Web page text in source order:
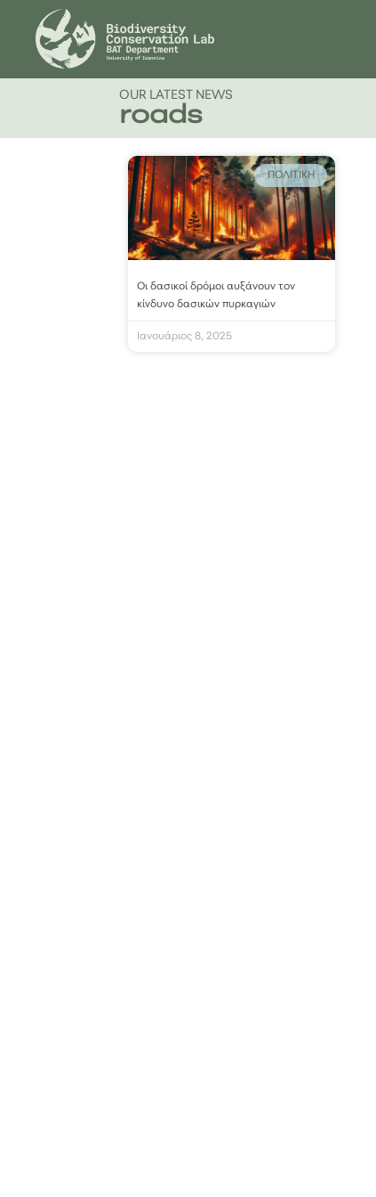
OUR LATEST NEWS
roads
ΠΟΛΙΤΙΚΉ
Οι δασικοί δρόμοι αυξάνουν τον
κίνδυνο δασικών πυρκαγιών
Ιανουάριος 8, 2025